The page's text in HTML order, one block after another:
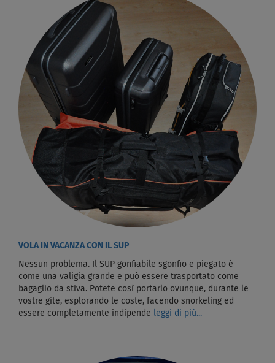
VOLA IN VACANZA CON IL SUP
Nessun problema. Il SUP gonfiabile sgonfio e piegato è
come una valigia grande e può essere trasportato come
bagaglio da stiva. Potete così portarlo ovunque, durante le
vostre gite, esplorando le coste, facendo snorkeling ed
essere completamente indipende leggi di più...